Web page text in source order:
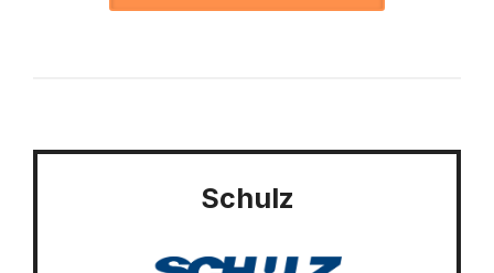
Schulz